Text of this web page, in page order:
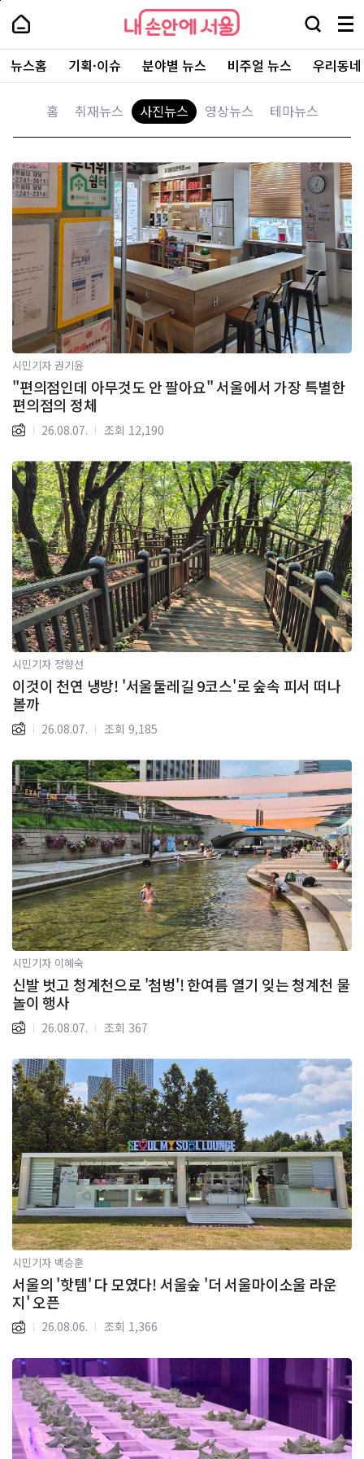
본
로
가
내
손
안
에
서
울
대
표
소
통
포
털
내
손
에
울
검
창
열
기
메
뉴
전
체
보
주
요
서
뉴스홈 기획·이슈 분야별 뉴스 비주얼 뉴스 우리동
구 강북구 강서구 관악구
민
자
뉴
스
홈 취재뉴스 사진뉴스 영상뉴스 테마뉴스
시민기자 권기윤
"편의점인데 아무것도 안 팔아요" 서울에서 가장 특별한
편의점의 정체
26.08.07. 조회 12,190
시민기자 정향선
이것이 천연 냉방! '서울둘레길 9코스'로 숲속 피서 떠나
볼까
26.08.07. 조회 9,185
시민기자 이혜숙
신발 벗고 청계천으로 '첨벙'! 한여름 열기 잊는 청계천 물
놀이 행사
26.08.07. 조회 367
시민기자 백승훈
서울의 '핫템' 다 모였다! 서울숲 '더 서울마이소울 라운
지' 오픈
26.08.06. 조회 1,366
페
상
단
로